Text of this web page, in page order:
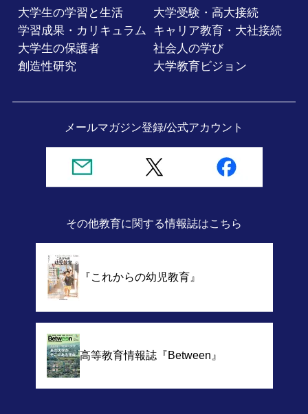
大学生の学習と生活
大学受験・高大接続
学習成果・カリキュラム
キャリア教育・大社接続
大学生の保護者
社会人の学び
創造性研究
大学教育ビジョン
メールマガジン登録/公式アカウント
その他教育に関する情報誌はこちら
『これからの幼児教育』
高等教育情報誌『Between』